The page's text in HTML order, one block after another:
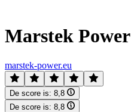
Marstek Power
marstek-power.eu
De score is: 8,8
De score is: 8,8